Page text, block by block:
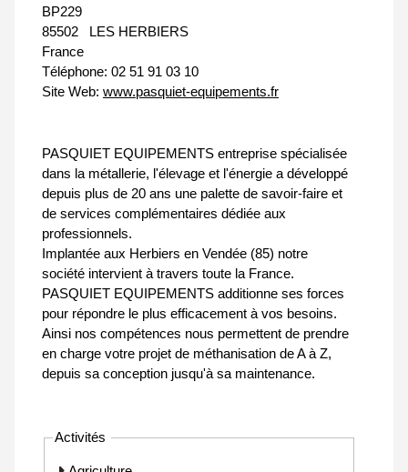
BP229
85502
LES HERBIERS
France
Téléphone: 02 51 91 03 10
Site Web: www.pasquiet-equipements.fr
PASQUIET EQUIPEMENTS entreprise spécialisée
dans la métallerie, l'élevage et l'énergie a développé
depuis plus de 20 ans une palette de savoir-faire et
de services complémentaires dédiée aux
professionnels.
Implantée aux Herbiers en Vendée (85) notre
société intervient à travers toute la France.
PASQUIET EQUIPEMENTS additionne ses forces
pour répondre le plus efficacement à vos besoins.
Ainsi nos compétences nous permettent de prendre
en charge votre projet de méthanisation de A à Z,
depuis sa conception jusqu'à sa maintenance.
Activités